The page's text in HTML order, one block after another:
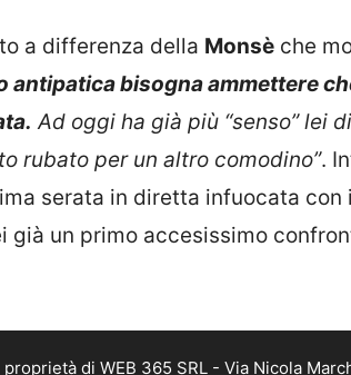
a differenza della Monsè che
antipatica bisogna ammettere
Ad oggi ha già più “senso” lei
rubato per un altro comodino”.
serata in diretta infuocata
già un primo accesissimo
di WEB 365 SRL - Via Nicola